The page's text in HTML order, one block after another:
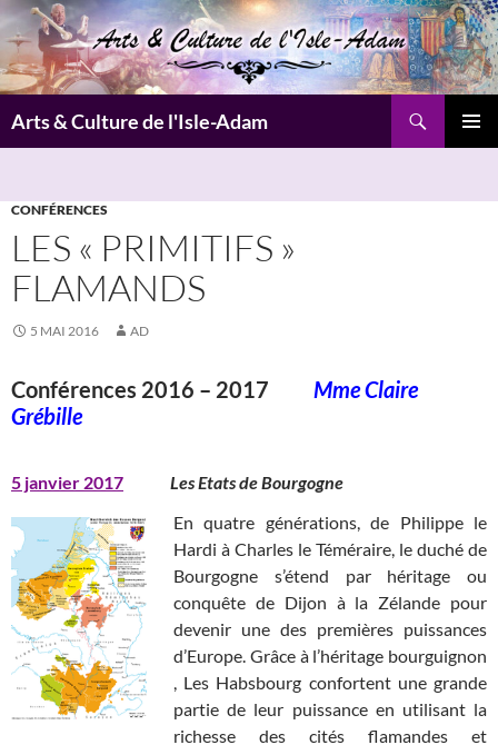
Aller
au
contenu
Arts & Culture de l'Isle-Adam
CONFÉRENCES
LES « PRIMITIFS »
FLAMANDS
5 MAI 2016 AD
Conférences 2016 – 2017 Mme Claire
Grébille
5 janvier 2017
Les Etats de Bourgogne
En quatre générations, de Philippe le
Hardi à Charles le Téméraire, le duché de
Bourgogne s’étend par héritage ou
conquête de Dijon à la Zélande pour
devenir une des premières puissances
d’Europe. Grâce à l’héritage bourguignon
, Les Habsbourg confortent une grande
partie de leur puissance en utilisant la
richesse des cités flamandes et